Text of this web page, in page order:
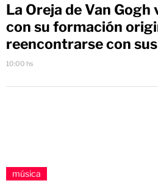
La Oreja de Van Gogh
con su formación
reencontrarse con
10:00 hs
música